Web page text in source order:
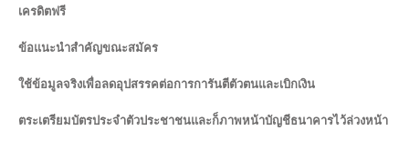
เครดิตฟรี
ข้อแนะนำสำคัญขณะสมัคร
ใช้ข้อมูลจริงเพื่อลดอุปสรรคต่อการการันตีตัวตนและเบิกเงิน
ตระเตรียมบัตรประจำตัวประชาชนและก็ภาพหน้าบัญชีธนาคารไว้ล่วงหน้า